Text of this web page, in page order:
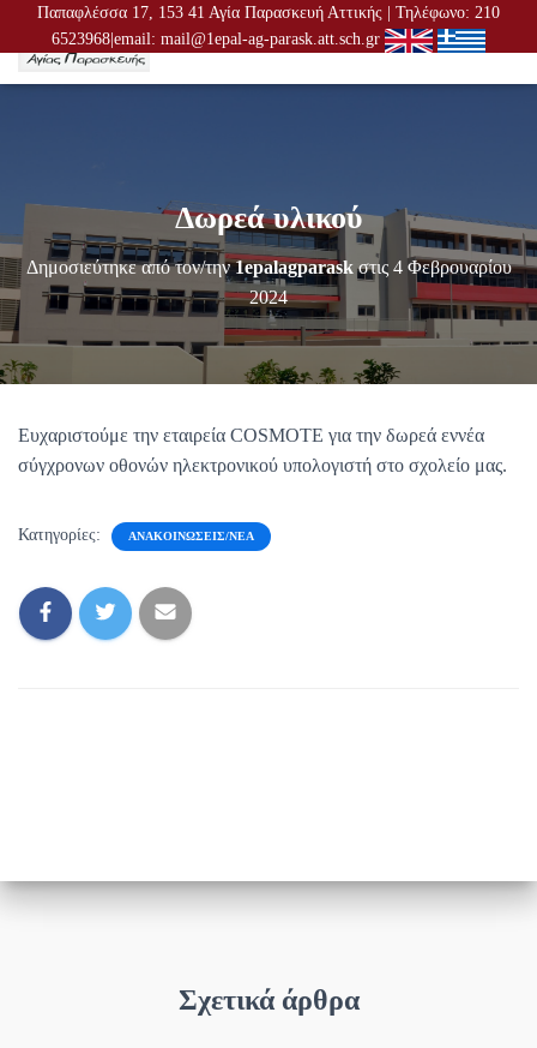
Παπαφλέσσα 17, 153 41 Αγία Παρασκευή Αττικής | Τηλέφωνο: 210
6523968|email: mail@1epal-ag-parask.att.sch.gr
Ν
Ή
Π
Λ
Ο
Ή
Δωρεά υλικού
Δημοσιεύτηκε από τον/την1epalagparaskστις 4 Φεβρουαρίου
2024
Ευχαριστούμε την εταιρεία COSMOTE για την δωρεά εννέα
σύγχρονων οθονών ηλεκτρονικού υπολογιστή στο σχολείο μας.
Κατηγορίες: ΑΝΑΚΟΙΝΏΣΕΙΣ/ΝΈΑ
Σχετικά άρθρα